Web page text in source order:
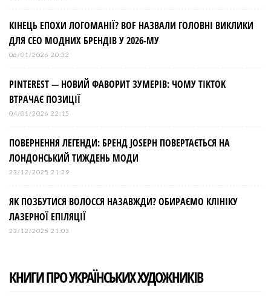
КІНЕЦЬ ЕПОХИ ЛОГОМАНІЇ? BOF НАЗВАЛИ ГОЛОВНІ ВИКЛИКИ
ДЛЯ СЕО МОДНИХ БРЕНДІВ У 2026-МУ
06/01/2026 20:32
PINTEREST — НОВИЙ ФАВОРИТ ЗУМЕРІВ: ЧОМУ TIKTOK
ВТРАЧАЄ ПОЗИЦІЇ
04/01/2026 22:15
ПОВЕРНЕННЯ ЛЕГЕНДИ: БРЕНД JOSEPH ПОВЕРТАЄТЬСЯ НА
ЛОНДОНСЬКИЙ ТИЖДЕНЬ МОДИ
23/12/2025 21:29
ЯК ПОЗБУТИСЯ ВОЛОССЯ НАЗАВЖДИ? ОБИРАЄМО КЛІНІКУ
ЛАЗЕРНОЇ ЕПІЛЯЦІЇ
23/12/2025 21:03
КНИГИ ПРО УКРАЇНСЬКИХ ХУДОЖНИКІВ